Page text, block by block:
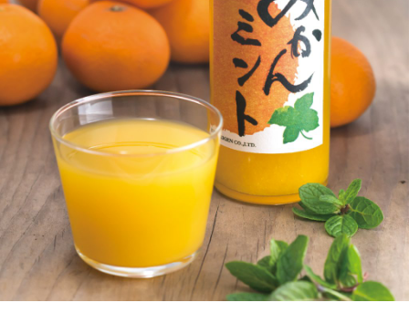
あの駅この駅
おのえきTIMES
せとうちの果実 清涼飲料水
雑貨シリーズ
恋するジャージー 瀬戸田レモン
蒜山ショコラ
蒜山ショコラクッキーズ
せとうちのおいしいシリーズ
生スフレ ふわり～ぬ
マップ・一覧から探す
カテゴリー・タグ・キーワードから探す
第16回 Re： 第15回 未来へつなぐ人
第14回 持続と進化 第13回 せとうちの海を育む山々
第12回 第11回 せとうち
第10回 第9回 岡山・備後のうめぇもん
第8回 岡山市 第7回 美作市/西粟倉村/奈義町/勝央町
SAKU美SAKU楽
SETOUCHI TRAIN
La Malle de Bois
地酒列車
スローライフ列車
ABOUT
JR岡山の地域共生
ふるさとおこしプロジェクトとは
活動内容